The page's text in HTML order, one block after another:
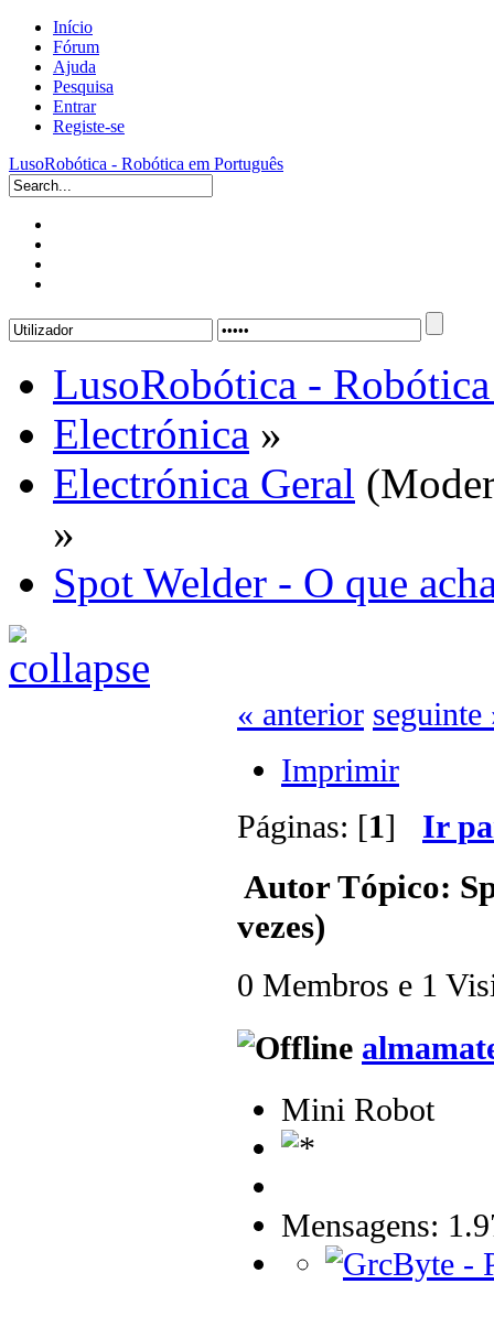
Início
Fórum
Ajuda
Pesquisa
Entrar
Registe-se
LusoRobótica - Robótica em Português
LusoRobótica -
Electrónica »
Electrónica Geral
»
Spot Welder - O que
« anterior seguinte
Imprimir
Páginas: [1] Ir
AutorTópico:
vezes)
0 Membros e 1
Mini Robot
Mensagens: